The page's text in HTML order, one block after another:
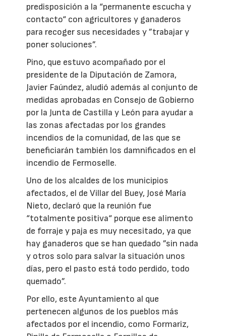
predisposición a la “permanente escucha y
contacto“ con agricultores y ganaderos
para recoger sus necesidades y ”trabajar y
poner soluciones”.
Pino, que estuvo acompañado por el
presidente de la Diputación de Zamora,
Javier Faúndez, aludió además al conjunto de
medidas aprobadas en Consejo de Gobierno
por la Junta de Castilla y León para ayudar a
las zonas afectadas por los grandes
incendios de la comunidad, de las que se
beneficiarán también los damnificados en el
incendio de Fermoselle.
Uno de los alcaldes de los municipios
afectados, el de Villar del Buey, José María
Nieto, declaró que la reunión fue
“totalmente positiva“ porque ese alimento
de forraje y paja es muy necesitado, ya que
hay ganaderos que se han quedado ”sin nada
y otros solo para salvar la situación unos
días, pero el pasto está todo perdido, todo
quemado”.
Por ello, este Ayuntamiento al que
pertenecen algunos de los pueblos más
afectados por el incendio, como Formariz,